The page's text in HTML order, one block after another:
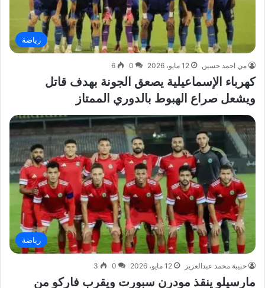
رياضة
مي احمد حسين 12 مايو، 2026 0
6
كهرباء الإسماعيلية يصعق الجونة بهدف قاتل
ويشعل صراع الهبوط بالدوري الممتاز
رياضة
حبيبة محمد عبدالعزيز 12 مايو، 2026 0
3
مارسيلو ينقذ مودرن سبورت ويقرب فاركو من